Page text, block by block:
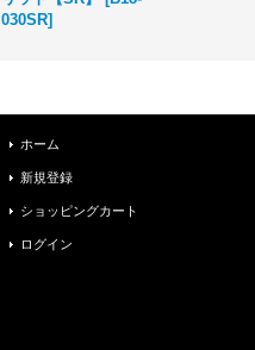
030SR]
ホーム
新規登録
ショッピングカート
ログイン